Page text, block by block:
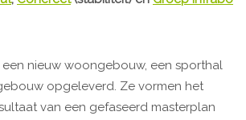
een nieuw woongebouw, een sporthal
opgeleverd. Ze vormen het
van een gefaseerd masterplan